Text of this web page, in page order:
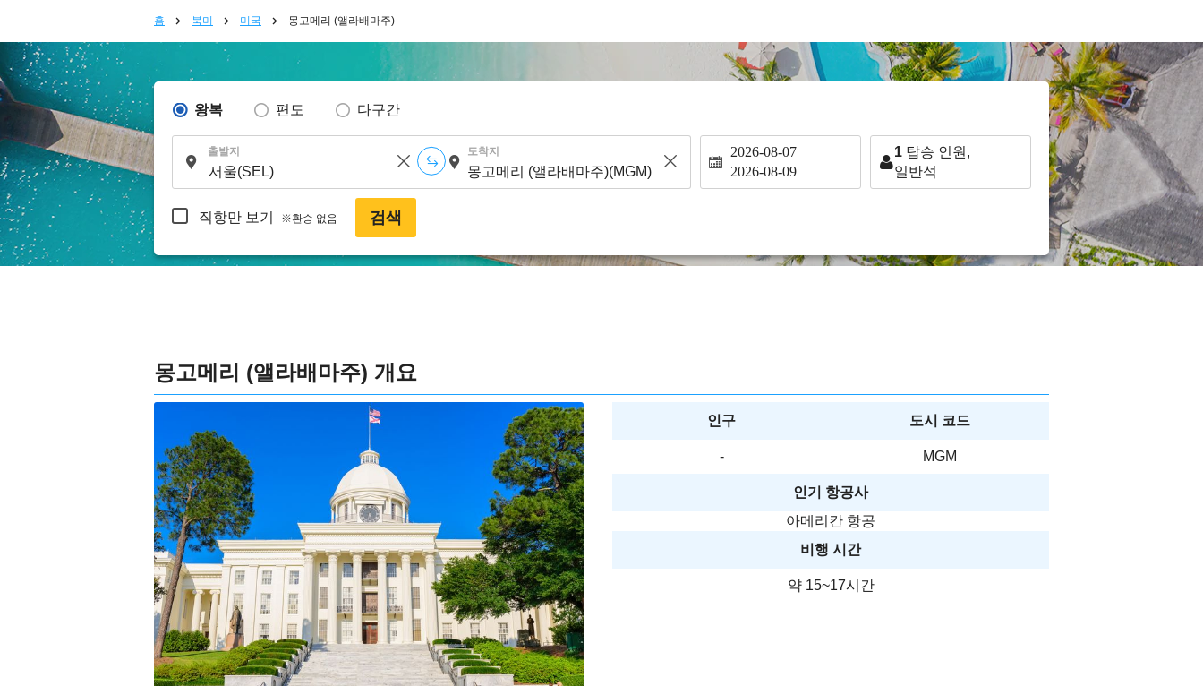
홈 북미 미국 몽고메리 (앨라배마주)
왕복 편도 다구간
출발지 도착지 2026-08-07
2026-08-09
1 탑승 인원,
일반석
직항만 보기 ※환승 없음 검색
몽고메리 (앨라배마주) 개요
인구 도시 코드
- MGM
인기 항공사
아메리칸 항공
비행 시간
약 15~17시간